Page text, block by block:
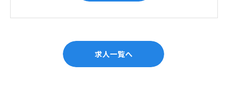
求人一覧へ